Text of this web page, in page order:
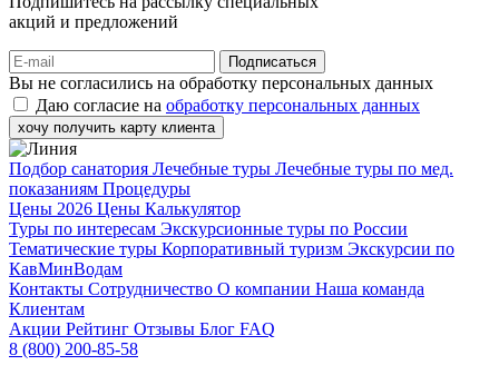
акций и предложений
Подписаться
Вы не согласились на обработку персональных данных
Даю согласие на обработку персональных данных
хочу получить карту клиента
Подбор санатория Лечебные туры Лечебные туры по мед.
показаниям Процедуры
Цены 2026 Цены Калькулятор
Туры по интересам Экскурсионные туры по России
Тематические туры Корпоративный туризм Экскурсии по
КавМинВодам
Контакты Сотрудничество О компании Наша команда
Клиентам
Акции Рейтинг Отзывы Блог FAQ
8 (800) 200-85-58